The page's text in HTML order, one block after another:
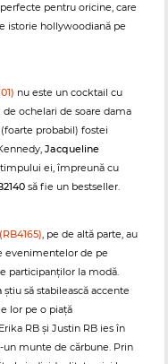
pentru oricine, care
istorie hollywoodiană pe
nu este un cocktail cu
ochelari de soare dama
probabil) fostei
Jacqueline
ei, împreună cu
să fie un bestseller.
, pe de altă parte, au
evenimentelor de pe
participanților la modă.
știu să stabilească accente
lor pe o piață
RB și Justin RB ies în
munte de cărbune. Prin